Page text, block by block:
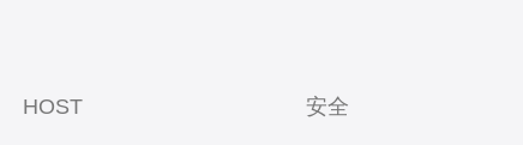
HOST 安全